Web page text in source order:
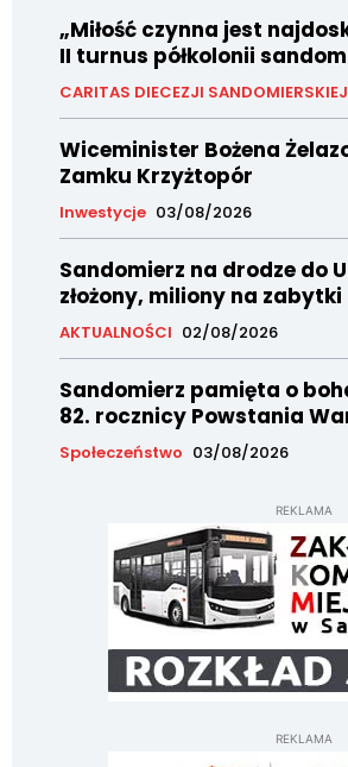
„Miłość czynna jest
II turnus półkolonii
CARITAS DIECEZJI SANDOMIERSKIEJ
Wiceminister Bożena
Zamku Krzyżtopór
Inwestycje 03/08/2026
Sandomierz na drodze do
złożony, miliony na zabytki
AKTUALNOŚCI 02/08/2026
Sandomierz pamięta o
82. rocznicy Powstania
Społeczeństwo 03/08/2026
REKLAMA
REKLAMA